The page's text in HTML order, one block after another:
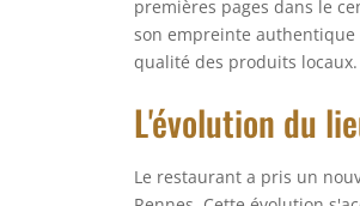
premières pages dans le
son empreinte
qualité des produits locaux.
L'évolution du
Le restaurant a pris un